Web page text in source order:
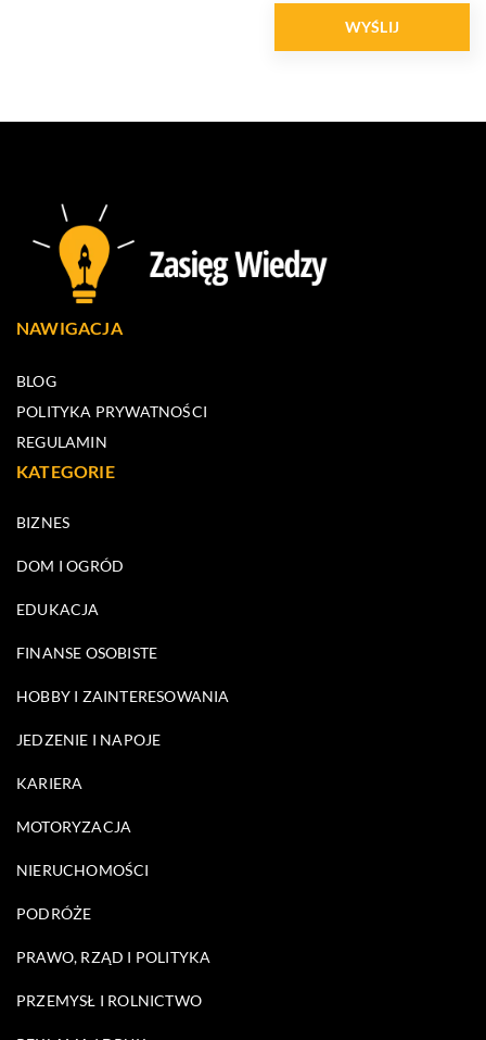
NAWIGACJA
BLOG
POLITYKA PRYWATNOŚCI
REGULAMIN
KATEGORIE
BIZNES
DOM I OGRÓD
EDUKACJA
FINANSE OSOBISTE
HOBBY I ZAINTERESOWANIA
JEDZENIE I NAPOJE
KARIERA
MOTORYZACJA
NIERUCHOMOŚCI
PODRÓŻE
PRAWO, RZĄD I POLITYKA
PRZEMYSŁ I ROLNICTWO